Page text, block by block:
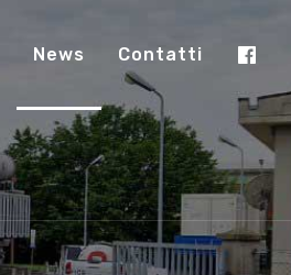
News Contatti